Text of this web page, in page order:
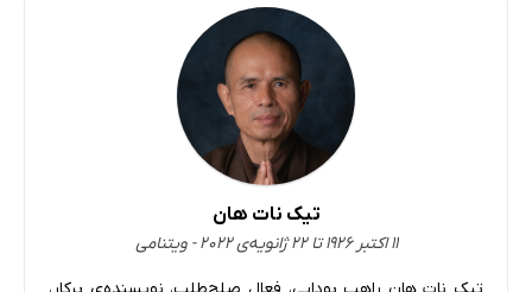
تیک نات هان
۱۱ اکتبر ۱۹۲۶ تا ۲۲ ژانویه‌ی ۲۰۲۲ - ویتنامی